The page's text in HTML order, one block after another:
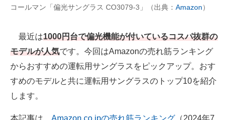
企業ITのトレンドを詳説
経営リーダーのコミュニティ
マーケ×ITの今がよく分かる
ITエンジニア向け専門サイト
企業向けIT製品の総合サイト
コールマン「偏光サングラス CO3079-3」（出典： Amazon）
最近は1000円台で偏光機能が付いているコスパ抜群の
モデルが人気です。今回はAmazonの売れ筋ランキング
からおすすめの運転用サングラスをピックアップ。おす
すめのモデルと共に運転用サングラスのトップ10を紹介
します。